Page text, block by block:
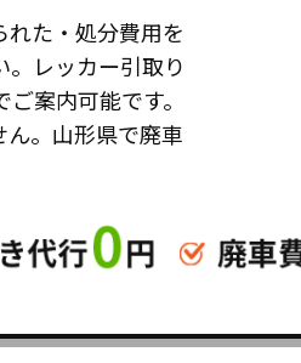
た・処分費用を
レッカー引取り
案内可能です。
。山形県で廃車